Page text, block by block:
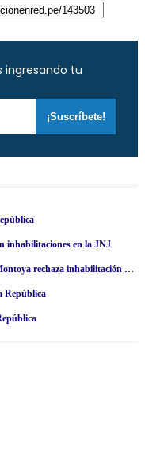
ingresando tu
inhabilitaciones en la JNJ
UARM: La Universidad Antonio Ruiz de Montoya rechaza inhabilitación por 10 años para el ejercicio de cargo público a miembros de la JNJ
República